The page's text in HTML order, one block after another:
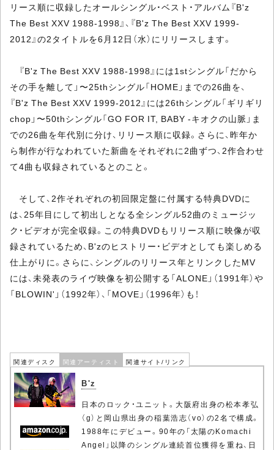
リース順に収録したオールシングル・ベスト・アルバム『B'z
The Best XXV 1988-1998』、『B'z The Best XXV 1999-
2012』の2タイトルを6月12日（水）にリリースします。
『B'z The Best XXV 1988-1998』には1stシングル「だから
その手を離して」〜25thシングル「HOME」までの26曲を、
『B'z The Best XXV 1999-2012』には26thシングル「ギリギリ
chop」〜50thシングル「GO FOR IT, BABY -キオクの山脈」ま
での26曲を年代別に分け、リリース順に収録。さらに、昨年か
ら制作が行なわれていた新曲をそれぞれに2曲ずつ、2作合わせ
て4曲も収録されているとのこと。
そして、2作それぞれの初回限定盤に付属する特典DVDに
は、25年目にして初出しとなる全シングル52曲のミュージッ
ク・ビデオが完全収録。この特典DVDもリリース順に映像が収
録されているため、B'zのヒストリー・ビデオとしても楽しめる
仕上がりに。さらに、シングルのリリース年とリンクしたMV
には、未発表のライヴ映像を初公開する「ALONE」（1991年）や
「BLOWIN'」（1992年）、「MOVE」（1996年）も！
関連ディスク 関連アーティスト 関連サイト/リンク
B'z
日本のロック・ユニット。大阪府出身の松本孝弘
（g）と岡山県出身の稲葉浩志（vo）の2名で構成。
1988年にデビュー。90年の「太陽のKomachi
Angel」以降のシングル連続首位獲得を重ね、日